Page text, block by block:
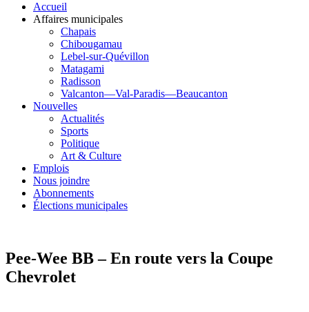
Accueil
Affaires municipales
Chapais
Chibougamau
Lebel-sur-Quévillon
Matagami
Radisson
Valcanton—Val-Paradis—Beaucanton
Nouvelles
Actualités
Sports
Politique
Art & Culture
Emplois
Nous joindre
Abonnements
Élections municipales
Pee-Wee BB – En route vers la Coupe
Chevrolet